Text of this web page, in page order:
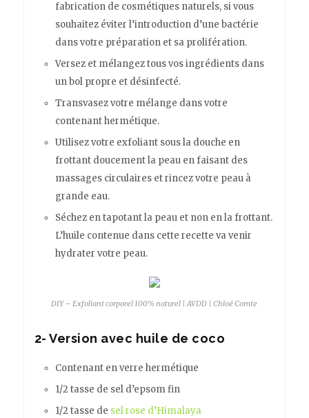
fabrication de cosmétiques naturels, si vous
souhaitez éviter l’introduction d’une bactérie
dans votre préparation et sa prolifération.
Versez et mélangez tous vos ingrédients dans
un bol propre et désinfecté.
Transvasez votre mélange dans votre
contenant hermétique.
Utilisez votre exfoliant sous la douche en
frottant doucement la peau en faisant des
massages circulaires et rincez votre peau à
grande eau.
Séchez en tapotant la peau et non en la frottant.
L’huile contenue dans cette recette va venir
hydrater votre peau.
DIY – Exfoliant corporel 100% naturel | AVDD | Chloé Comte
2- Version avec huile de coco
Contenant en verre hermétique
1/2 tasse de sel d’epsom fin
1/2 tasse de sel rose d’Himalaya